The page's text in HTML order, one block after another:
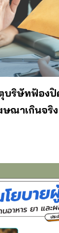
บริษัทฟ้อง
ษณาเกินจริง